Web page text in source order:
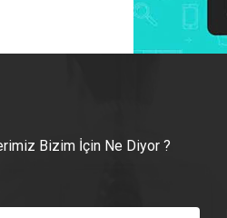
Bizim İçin Ne Diyor ?